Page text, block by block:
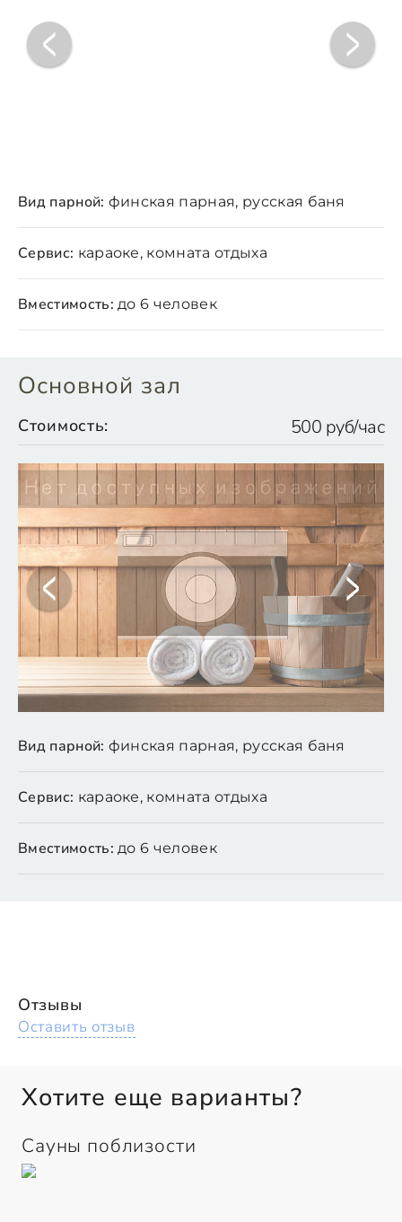
Вид парной: финская парная, русская баня
Сервис: караоке, комната отдыха
Вместимость: до 6 человек
Основной зал
Стоимость: 500 руб/час
Вид парной: финская парная, русская баня
Сервис: караоке, комната отдыха
Вместимость: до 6 человек
Отзывы
Оставить отзыв
Хотите еще варианты?
Сауны поблизости